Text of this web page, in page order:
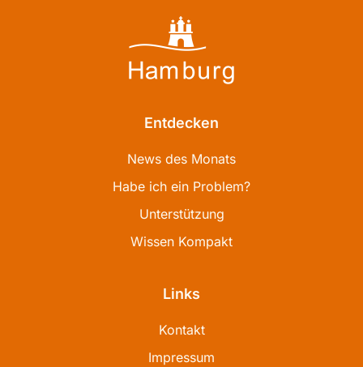
Entdecken
News des Monats
Habe ich ein Problem?
Unterstützung
Wissen Kompakt
Links
Kontakt
Impressum